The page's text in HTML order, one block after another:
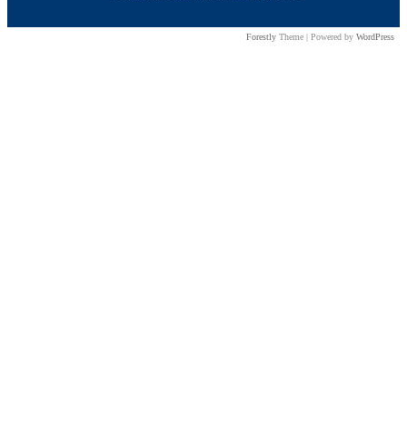
Forestly Theme | Powered by WordPress